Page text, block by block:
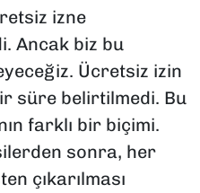
izne
Ancak biz bu
Ücretsiz izin
süre belirtilmedi. Bu
farklı bir biçimi.
sonra, her
çıkarılması